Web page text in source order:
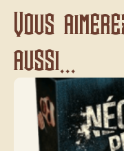
Vous
aussi...